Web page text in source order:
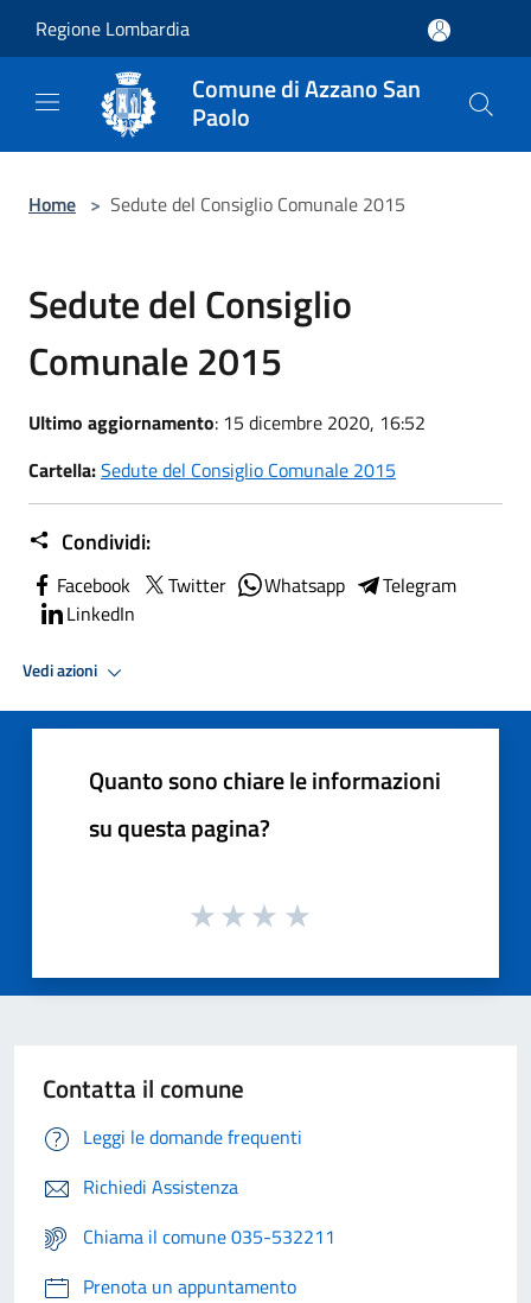
Regione Lombardia
Comune di Azzano San
Paolo
Home > Sedute del Consiglio Comunale 2015
Sedute del Consiglio
Comunale 2015
Ultimo aggiornamento: 15 dicembre 2020, 16:52
Cartella:Sedute del Consiglio Comunale 2015
Condividi:
Facebook Twitter Whatsapp
Telegram
LinkedIn
Vedi azioni
Quanto sono chiare le informazioni
su questa pagina?
Contatta il comune
Leggi le domande frequenti
Richiedi Assistenza
Chiama il comune 035-532211
Prenota un appuntamento